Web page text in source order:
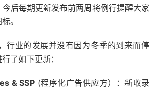
后每期更新发布前两周将例行提醒大家
。
行业的发展并没有因为冬季的到来而停
了如下更新：
& SSP (程序化广告供应方）：新收录